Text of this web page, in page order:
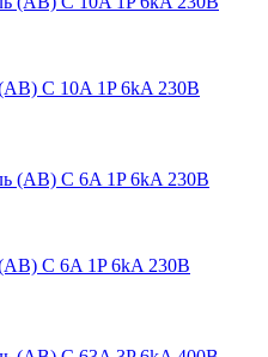
C 10A 1P 6kA 230В
C 6A 1P 6kA 230В